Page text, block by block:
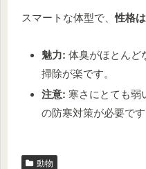
スマートな体型で、性格
魅力: 体臭がほとんど
掃除が楽です。
注意: 寒さにとても弱
の防寒対策が必要です
動物